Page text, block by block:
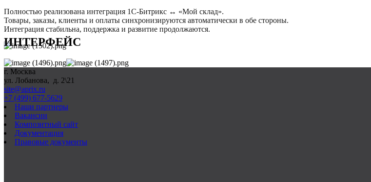
Полностью реализована интеграция 1С-Битрикс ↔ «Мой склад».
Товары, заказы, клиенты и оплаты синхронизируются автоматически в обе стороны.
Интеграция стабильна, поддержка и развитие продолжаются.
ИНТЕРФЕЙС
г. Москва
ул. Лобанова, д. 2\21
site@aprix.ru
+7 (499) 677-5629
Наши партнеры
Вакансии
Композитный сайт
Документация
Правовые документы